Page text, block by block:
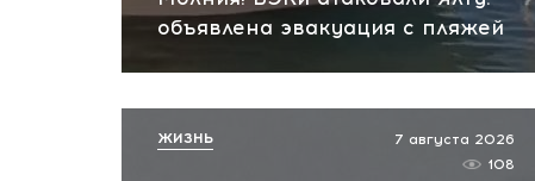
объявлена эвакуация с пляжей
7 августа 2026
108
ЖИЗНЬ